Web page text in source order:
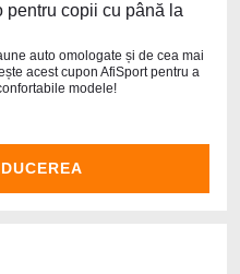
pentru copii cu până la
auto omologate și de cea mai
acest cupon AfiSport pentru a
modele!